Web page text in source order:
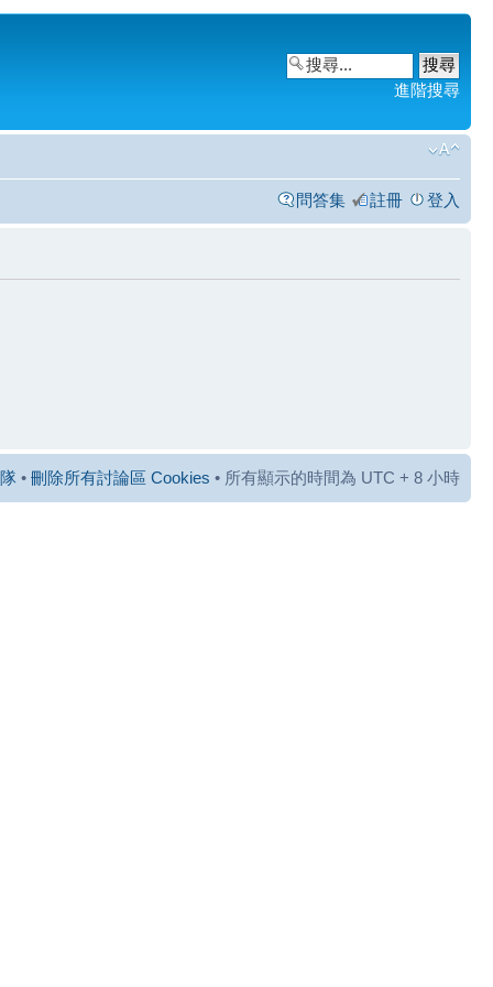
進階搜尋
問答集 註冊 登入
• 刪除所有討論區 Cookies • 所有顯示的時間為 UTC + 8 小時